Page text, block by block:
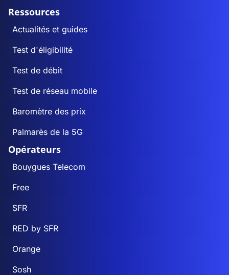
Ressources
Actualités et guides
Test d'éligibilité
Test de débit
Test de réseau mobile
Baromètre des prix
Palmarès de la 5G
Opérateurs
Bouygues Telecom
Free
SFR
RED by SFR
Orange
Sosh